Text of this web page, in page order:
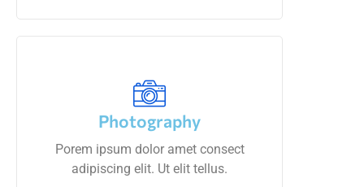
Photography
Porem ipsum dolor amet consect
adipiscing elit. Ut elit tellus.